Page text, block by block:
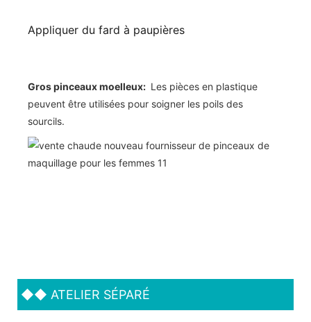
Appliquer du fard à paupières
Gros pinceaux moelleux: Les pièces en plastique
peuvent être utilisées pour soigner les poils des
sourcils.
◆◆ ATELIER SÉPARÉ